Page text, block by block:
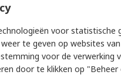
W 12 % Surface 2-Pin
264-3734P
KDZVTFTR18B
voor statistische
te geven op websites
voor de verwerking
door te klikken op